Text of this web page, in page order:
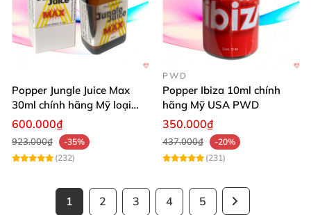
Popper Jungle Juice Max
30ml chính hãng Mỹ loại
mạnh cho Top Bot
600.000₫
923.000₫
-35%
(232)
PWD
Popper Ibiza 10ml chính
hãng Mỹ USA PWD
350.000₫
437.000₫
-20%
(231)
1 2 3 4 5